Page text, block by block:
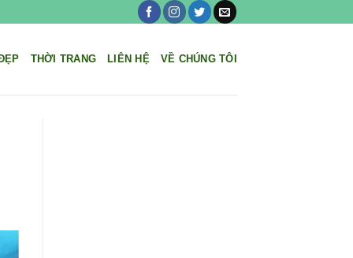
THỜI TRANG LIÊN HỆ VỀ CHÚNG TÔI